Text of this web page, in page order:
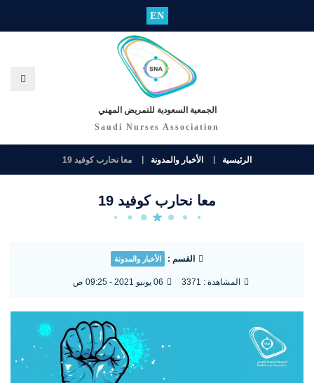
EN
الجمعية السعودية للتمريض المهني
Saudi Nurses Association
الرئيسية الأخبار والمدونة معا نحارب كوفيد 19
معا نحارب كوفيد 19
القسم : الأخبار والمدونة
المشاهدة : 3371 06 يونيو 2021 - 09:25 ص